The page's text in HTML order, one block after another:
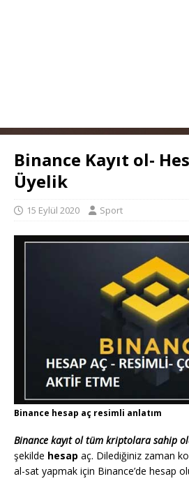
Binance Kayıt ol-
Üyelik
15 Eylül 2020 Sport
Binance hesap aç resimli anlatım
Binance kayıt ol tüm kriptolara sahip
şekilde hesap aç. Dilediğiniz zaman
al-sat yapmak için Binance’de hesap